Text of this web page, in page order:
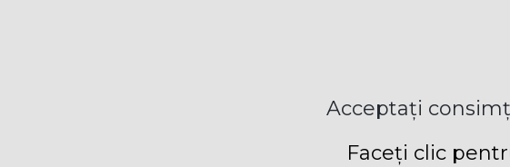
Acceptați
Faceți clic